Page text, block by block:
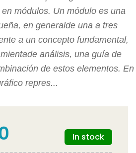
módulos. Un módulo es una
en generalde una a tres
a un concepto fundamental,
análisis, una guía de
de estos elementos. En
repres...
In stock